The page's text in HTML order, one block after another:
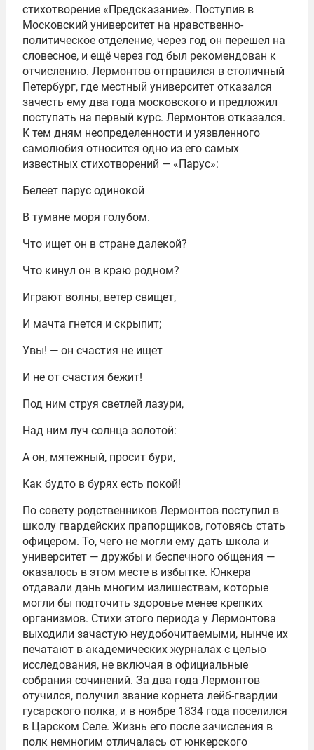
стихотворение «Предсказание». Поступив в
Московский университет на нравственно-
политическое отделение, через год он перешел на
словесное, и ещё через год был рекомендован к
отчислению. Лермонтов отправился в столичный
Петербург, где местный университет отказался
зачесть ему два года московского и предложил
поступать на первый курс. Лермонтов отказался.
К тем дням неопределенности и уязвленного
самолюбия относится одно из его самых
известных стихотворений — «Парус»:
Белеет парус одинокой
В тумане моря голубом.
Что ищет он в стране далекой?
Что кинул он в краю родном?
Играют волны, ветер свищет,
И мачта гнется и скрыпит;
Увы! — он счастия не ищет
И не от счастия бежит!
Под ним струя светлей лазури,
Над ним луч солнца золотой:
А он, мятежный, просит бури,
Как будто в бурях есть покой!
По совету родственников Лермонтов поступил в
школу гвардейских прапорщиков, готовясь стать
офицером. То, чего не могли ему дать школа и
университет — дружбы и беспечного общения —
оказалось в этом месте в избытке. Юнкера
отдавали дань многим излишествам, которые
могли бы подточить здоровье менее крепких
организмов. Стихи этого периода у Лермонтова
выходили зачастую неудобочитаемыми, нынче их
печатают в академических журналах с целью
исследования, не включая в официальные
собрания сочинений. За два года Лермонтов
отучился, получил звание корнета лейб-гвардии
гусарского полка, и в ноябре 1834 года поселился
в Царском Селе. Жизнь его после зачисления в
полк немногим отличалась от юнкерского